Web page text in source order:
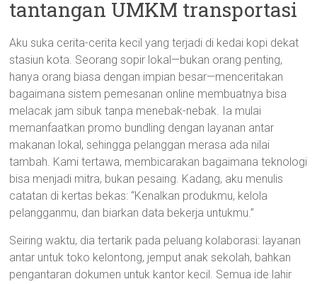
tantangan UMKM transportasi
Aku suka cerita-cerita kecil yang terjadi di kedai kopi dekat
stasiun kota. Seorang sopir lokal—bukan orang penting,
hanya orang biasa dengan impian besar—menceritakan
bagaimana sistem pemesanan online membuatnya bisa
melacak jam sibuk tanpa menebak-nebak. Ia mulai
memanfaatkan promo bundling dengan layanan antar
makanan lokal, sehingga pelanggan merasa ada nilai
tambah. Kami tertawa, membicarakan bagaimana teknologi
bisa menjadi mitra, bukan pesaing. Kadang, aku menulis
catatan di kertas bekas: “Kenalkan produkmu, kelola
pelangganmu, dan biarkan data bekerja untukmu.”
Seiring waktu, dia tertarik pada peluang kolaborasi: layanan
antar untuk toko kelontong, jemput anak sekolah, bahkan
pengantaran dokumen untuk kantor kecil. Semua ide lahir